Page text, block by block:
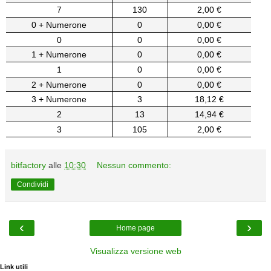
7 130
2,00 €
0 + Numerone
0
0,00 €
0
0
0,00 €
1 + Numerone
0
0,00 €
1
0
0,00 €
2 + Numerone
0
0,00 €
3 + Numerone
3
18,12 €
2
13
14,94 €
3
105 2,00 €
bitfactory alle 10:30 Nessun commento:
Condividi
‹ ›
Home page
Visualizza versione web
Link utili